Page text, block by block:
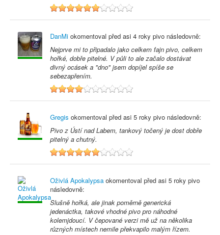
6
DanMi okomentoval před asi 4 roky pivo následovně:
Nejprve mi to připadalo jako celkem fajn pivo, celkem
hořké, dobře pitelné. V půli to ale začalo dostávat
divný ocásek a "dno" jsem dopíjel spíše se
sebezapřením.
4
Gregis okomentoval před asi 5 roky pivo následovně:
Pivo z Ústí nad Labem, tankový točený je dost dobře
pitelný a chutný.
6
Oživlá Apokalypsa okomentoval před asi 5 roky pivo
následovně:
Slušně hořká, ale jinak poměrně generická
jedenáctka, takové vhodné pivo pro náhodné
kolemjdoucí. V čepované verzi mě už na několika
různých místech nemile překvapilo malým řízem.